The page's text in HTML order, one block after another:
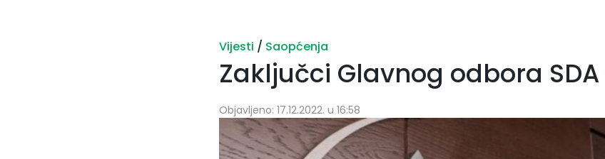
Vijesti / Saopćenja
Zaključci Glavnog odbora SDA
Objavljeno: 17.12.2022. u 16:58